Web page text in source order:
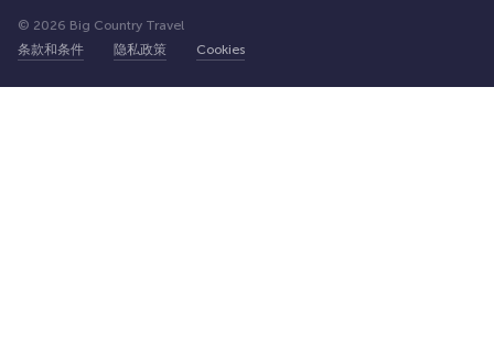
条款和条件 隐私政策 Cookies
© 2026 Big Country Travel